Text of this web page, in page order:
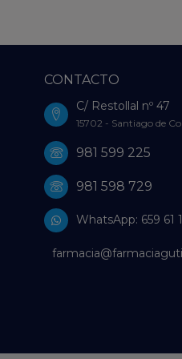
CONTACTO
C/ Restollal nº 47
15702 - Santiago de
981 599 225
981 598 729
WhatsApp: 659 61